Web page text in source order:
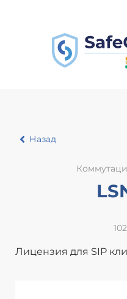
Назад
Лицензия для SIP